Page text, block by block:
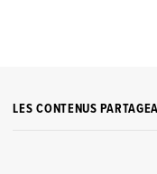
LES CONTENUS